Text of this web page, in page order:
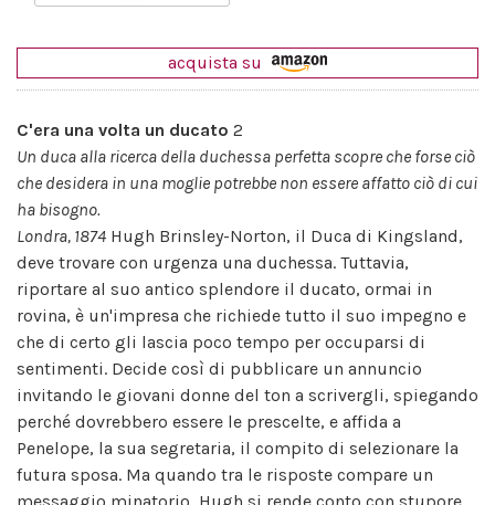
acquista su
C'era una volta un ducato 2
Un duca alla ricerca della duchessa perfetta scopre che forse ciò
che desidera in una moglie potrebbe non essere affatto ciò di cui
ha bisogno.
Londra, 1874 Hugh Brinsley-Norton, il Duca di Kingsland,
deve trovare con urgenza una duchessa. Tuttavia,
riportare al suo antico splendore il ducato, ormai in
rovina, è un'impresa che richiede tutto il suo impegno e
che di certo gli lascia poco tempo per occuparsi di
sentimenti. Decide così di pubblicare un annuncio
invitando le giovani donne del ton a scrivergli, spiegando
perché dovrebbero essere le prescelte, e affida a
Penelope, la sua segretaria, il compito di selezionare la
futura sposa. Ma quando tra le risposte compare un